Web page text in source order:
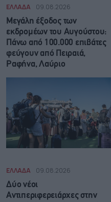
ΕΛΛΑΔΑ 09.08.2026
Μεγάλη έξοδος των
εκδρομέων του Αυγούστου:
Πάνω από 100.000 επιβάτες
φεύγουν από Πειραιά,
Ραφήνα, Λαύριο
ΕΛΛΑΔΑ 09.08.2026
Δύο νέοι
Αντιπεριφερειάρχες στην